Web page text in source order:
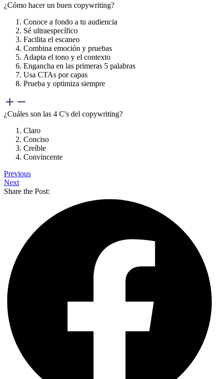
¿Cómo hacer un buen copywriting?
Conoce a fondo a tu audiencia
Sé ultraespecífico
Facilita el escaneo
Combina emoción y pruebas
Adapta el tono y el contexto
Engancha en las primeras 5 palabras
Usa CTAs por capas
Prueba y optimiza siempre
¿Cuáles son las 4 C's del copywriting?
Claro
Conciso
Creíble
Convincente
Previous
Next
Share the Post: